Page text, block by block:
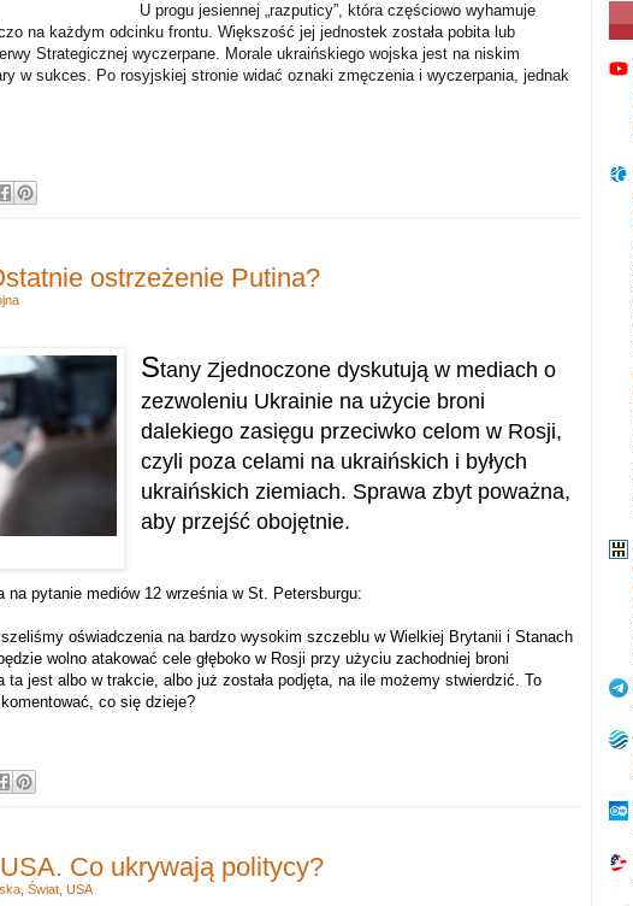
U progu jesiennej „razputicy”, która częściowo wyhamuje
na każdym odcinku frontu. Większość jej jednostek została pobita lub
Strategicznej wyczerpane. Morale ukraińskiego wojska jest na niskim
w sukces. Po rosyjskiej stronie widać oznaki zmęczenia i wyczerpania, jednak
ostrzeżenie Putina?
Stany Zjednoczone dyskutują w mediach o
zezwoleniu Ukrainie na użycie broni
dalekiego zasięgu przeciwko celom w Rosji,
czyli poza celami na ukraińskich i byłych
ukraińskich ziemiach. Sprawa zbyt poważna,
aby przejść obojętnie.
na pytanie mediów 12 września w St. Petersburgu:
oświadczenia na bardzo wysokim szczeblu w Wielkiej Brytanii i Stanach
wolno atakować cele głęboko w Rosji przy użyciu zachodniej broni
jest albo w trakcie, albo już została podjęta, na ile możemy stwierdzić. To
co się dzieje?
Co ukrywają politycy?
, Świat, USA